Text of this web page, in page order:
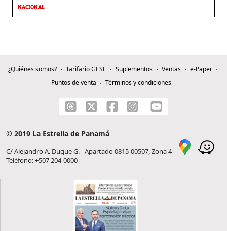
NACIONAL
¿Quiénes somos? Tarifario GESE Suplementos Ventas
e-Paper
Puntos de venta
Términos y condiciones
© 2019 La Estrella de Panamá
C/ Alejandro A. Duque G. - Apartado 0815-00507, Zona 4
Teléfono: +507 204-0000